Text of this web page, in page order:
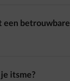
een betrouwbare
itsme?